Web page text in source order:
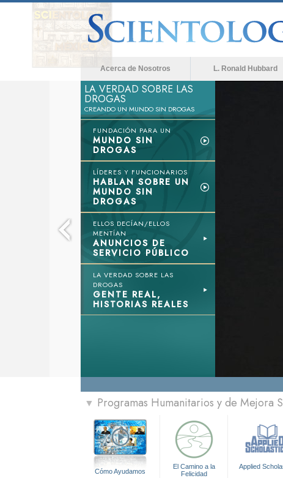
Acerca de Nosotros L. Ronald Hubbard
LA VERDAD SOBRE LAS
DROGAS
CREANDO UN MUNDO SIN DROGAS
FUNDACIÓN PARA UN
MUNDO SIN
DROGAS
LÍDERES Y FUNCIONARIOS
HABLAN SOBRE UN
MUNDO SIN
DROGAS
ELLOS DECÍAN/ELLOS
MENTÍAN
ANUNCIOS DE
SERVICIO PÚBLICO
LA VERDAD SOBRE LAS
DROGAS
GENTE REAL,
HISTORIAS REALES
▼ Programas Humanitarios y de Mejora
Cómo Ayudamos
El Camino a la
Felicidad
Applied